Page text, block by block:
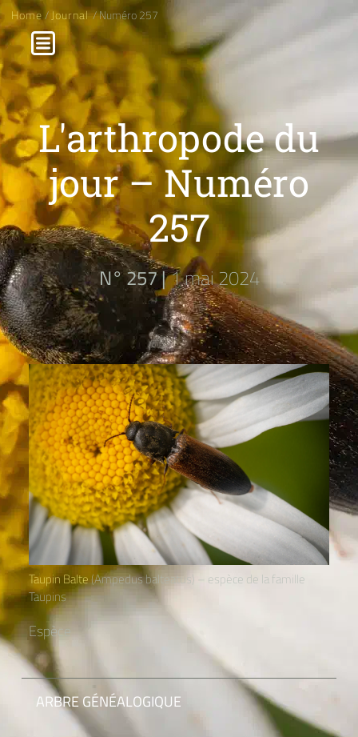
Home/Journal/ Numéro 257
L'arthropode du
jour – Numéro
257
N° 257 |1 mai 2024
Taupin Balte(Ampedus balteatus) – espèce de la famille
Taupins
Espèce
ARBRE GÉNÉALOGIQUE